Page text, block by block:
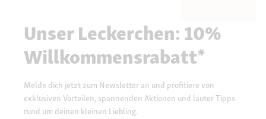
Unser Leckerchen: 10%
Willkommensrabatt*
Melde dich jetzt zum Newsletter an und profitiere von
exklusiven Vorteilen, spannenden Aktionen und lauter Tipps
rund um deinen kleinen Liebling.